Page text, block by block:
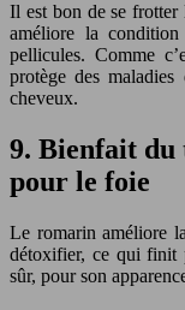
Il est bon de se
améliore la
pellicules. Comme
protège des
cheveux.
9. Bienfait
pour le foie
Le romarin améliore
détoxifier, ce qui finit
sûr, pour son